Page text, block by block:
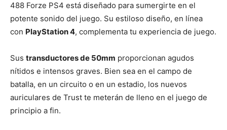
488 Forze PS4 está diseñado para sumergirte en el
potente sonido del juego. Su estiloso diseño, en línea
con PlayStation 4, complementa tu experiencia de juego.
Sus transductores de 50mm proporcionan agudos
nítidos e intensos graves. Bien sea en el campo de
batalla, en un circuito o en un estadio, los nuevos
auriculares de Trust te meterán de lleno en el juego de
principio a fin.